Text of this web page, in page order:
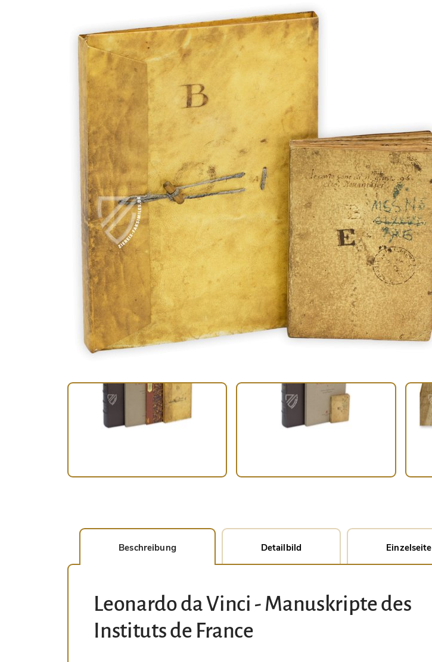
Beschreibung Detailbild Einzelseite
Leonardo da Vinci - Manuskripte des
Instituts de France